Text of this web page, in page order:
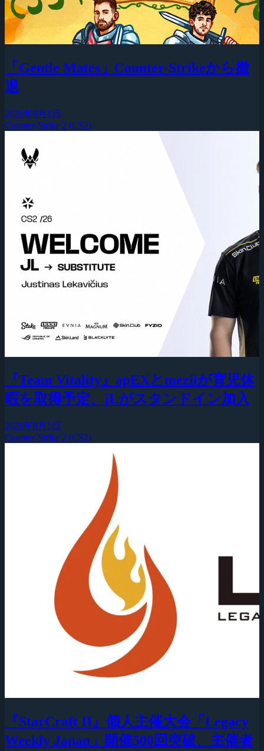
「Gentle Mates」Counter-Strikeから撤
退
2026年8月8日
Counter-Strike 2 (CS2)
『Team Vitality』apEXとmeziiが育児休
暇を取得予定、jLがスタンドイン加入
2026年8月5日
Counter-Strike 2 (CS2)
『StarCraft II』個人主催大会「Legacy
Weekly Japan」開催500回突破、主催者